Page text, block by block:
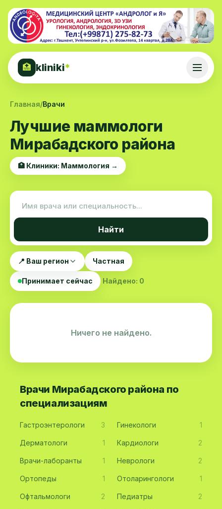
🏥 kliniki*
Главная/Врачи
Лучшие маммологи
Мирабадского района
🏥 Клиники: Маммология →
Найти
📍 Ваш регион Частная
Принимает сейчас Найдено: 0
Ничего не найдено.
Врачи Мирабадского района по
специализациям
Гастроэнтерологи 3 Гинекологи 1
Дерматологи 1 Кардиологи 2
Врачи-лаборанты 1 Неврологи 2
Ортопеды 1 Отоларингологи 1
Офтальмологи 2 Педиатры 2